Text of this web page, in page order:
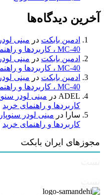
آخرین دیدگاه‌ها
ادمین بابکت در
MC-40 ، کاربردها و راهنمای خرید
ادمین بابکت در
MC-40 ، کاربردها و راهنمای خرید
ادمین بابکت در
MC-40 ، کاربردها و راهنمای خرید
ADEL در
کاربردها و راهنمای خرید
سارا
در
کاربردها و راهنمای خرید
مجوزهای ایران بابکت